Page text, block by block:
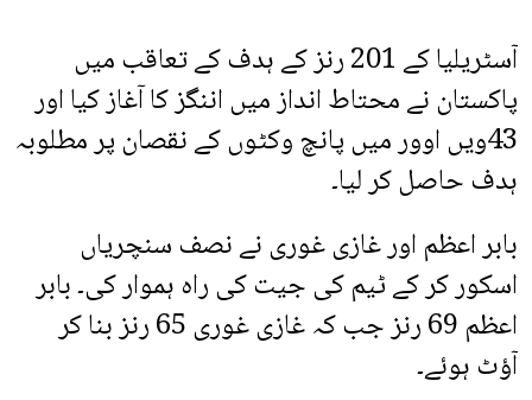
آسٹریلیا کے 201 رنز کے ہدف کے تعاقب میں
پاکستان نے محتاط انداز میں اننگز کا آغاز کیا اور
43ویں اوور میں پانچ وکٹوں کے نقصان پر مطلوبہ
ہدف حاصل کر لیا۔
بابر اعظم اور غازی غوری نے نصف سنچریاں
اسکور کر کے ٹیم کی جیت کی راہ ہموار کی۔ بابر
اعظم 69 رنز جب کہ غازی غوری 65 رنز بنا کر
آؤٹ ہوئے۔